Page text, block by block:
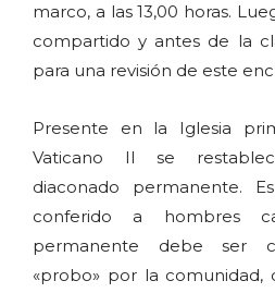
marco, a las 13,00 horas.
compartido y antes de la
para una revisión de este
Presente en la Iglesia
Vaticano II se
diaconado permanente.
conferido a hombres
permanente debe ser
«probo» por la comunidad,